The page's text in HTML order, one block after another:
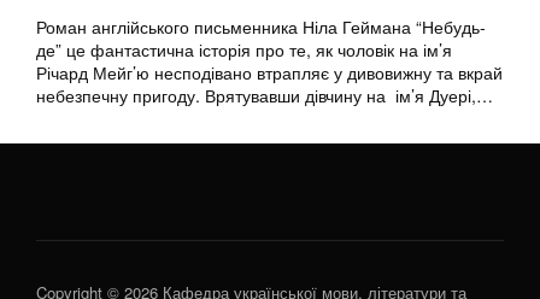
Роман англійського письменника Ніла Геймана “Небудь-
де” це фантастична історія про те, як чоловік на ім’я
Річард Мейг’ю несподівано втрапляє у дивовижну та вкрай
небезпечну пригоду. Врятувавши дівчину на ім’я Дуері,…
Copyright © 2026 Кафедра української мови, літератури та